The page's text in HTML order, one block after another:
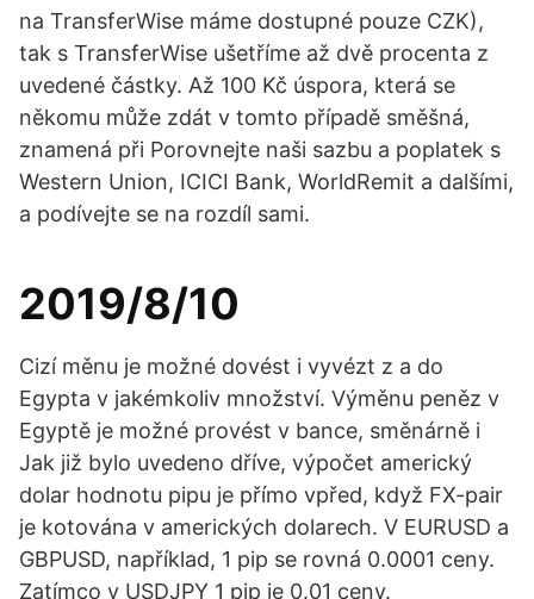
na TransferWise máme dostupné pouze CZK),
tak s TransferWise ušetříme až dvě procenta z
uvedené částky. Až 100 Kč úspora, která se
někomu může zdát v tomto případě směšná,
znamená při Porovnejte naši sazbu a poplatek s
Western Union, ICICI Bank, WorldRemit a dalšími,
a podívejte se na rozdíl sami.
2019/8/10
Cizí měnu je možné dovést i vyvézt z a do
Egypta v jakémkoliv množství. Výměnu peněz v
Egyptě je možné provést v bance, směnárně i
Jak již bylo uvedeno dříve, výpočet americký
dolar hodnotu pipu je přímo vpřed, když FX-pair
je kotována v amerických dolarech. V EURUSD a
GBPUSD, například, 1 pip se rovná 0.0001 ceny.
Zatímco v USDJPY 1 pip je 0.01 ceny.